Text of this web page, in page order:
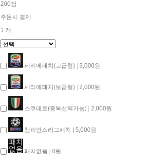
200점
주문시 결제
1 개
세리에패치(고급형) | 3,000원
세리에패치(보급형) | 2,000원
스쿠데토(중복선택가능) | 2,000원
챔피언스리그패치 | 5,000원
패치없음 | 0원